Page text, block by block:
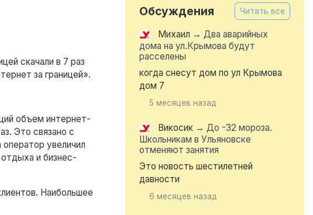
скачали в 7 раз
за границей».
объем интернет-
Это связано с
увеличил
и бизнес-
Наибольшее
Обсуждения Читать все
Михаил → Два аварийных
дома на ул.Крымова будут
расселены
когда снесут дом по ул Крымова
дом 7
5 месяцев назад
Викосик → До -32 мороза.
Школьникам в Ульяновске
отменяют занятия
Это новость шестилетней
давности
6 месяцев назад